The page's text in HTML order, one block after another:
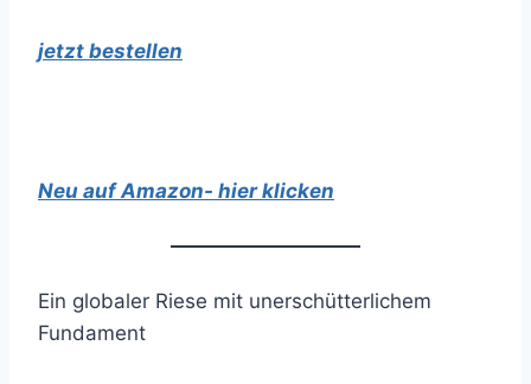
jetzt bestellen
Neu auf Amazon- hier klicken
Ein globaler Riese mit unerschütterlichem
Fundament